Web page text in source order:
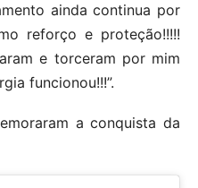
ainda continua por
reforço e proteção!!!!!
e torceram por mim
funcionou!!!”.
a conquista da